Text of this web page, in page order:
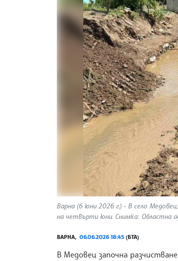
Варна (6 юни 2026 г.) - В село
на четвърти юни. Снимка: Областна
ВАРНА, 06.06.2026 18:45 (БТА)
В Медовец започна